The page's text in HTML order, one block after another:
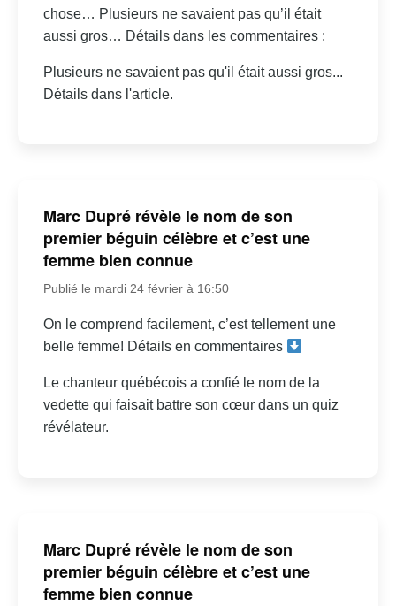
chose… Plusieurs ne savaient pas qu’il était
aussi gros… Détails dans les commentaires :
Plusieurs ne savaient pas qu'il était aussi gros...
Détails dans l'article.
Marc Dupré révèle le nom de son
premier béguin célèbre et c’est une
femme bien connue
Publié le mardi 24 février à 16:50
On le comprend facilement, c’est tellement une
belle femme! Détails en commentaires
Le chanteur québécois a confié le nom de la
vedette qui faisait battre son cœur dans un quiz
révélateur.
Marc Dupré révèle le nom de son
premier béguin célèbre et c’est une
femme bien connue